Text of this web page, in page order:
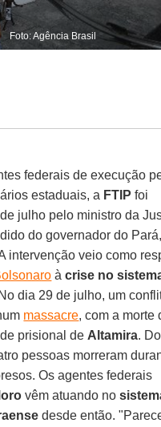
Foto: Agência Brasil
federais de execução
estaduais, a FTIP foi
julho pelo ministro da
do governador do Pará,
intervenção veio como
àcrise no
dia 29 de julho, um
massacre, com a morte
prisional de Altamira.
pessoas morreram
Os agentes federais
vêm atuando no
desde então.